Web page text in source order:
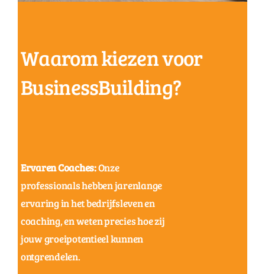
Waarom kiezen voor
BusinessBuilding?
Ervaren Coaches:Onze
professionals hebben jarenlange
ervaring in het bedrijfsleven en
coaching, en weten precies hoe zij
jouw groeipotentieel kunnen
ontgrendelen.